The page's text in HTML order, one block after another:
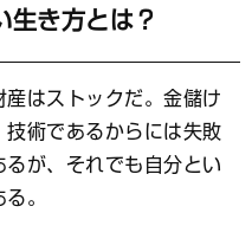
生き方とは？
はストックだ。金儲け
術であるからには失敗
が、それでも自分とい
。